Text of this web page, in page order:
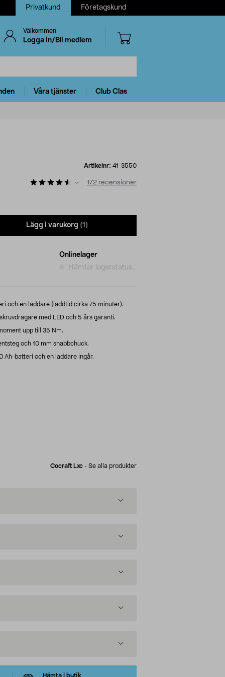
Privatkund Företagskund
Välkommen
Logga in/Bli medlem
Våra tjänster Club Clas
Artikelnr: 41-3550
172 recensioner
Lägg i varukorg (1)
Onlinelager
Hämtar lagerstatus...
och en laddare (laddtid cirka 75 minuter).
med LED och 5 års garanti.
upp till 35 Nm.
och 10 mm snabbchuck.
Ah-batteri och en laddare ingår.
Cocraft Lxc - Se alla produkter
Hämta i butik